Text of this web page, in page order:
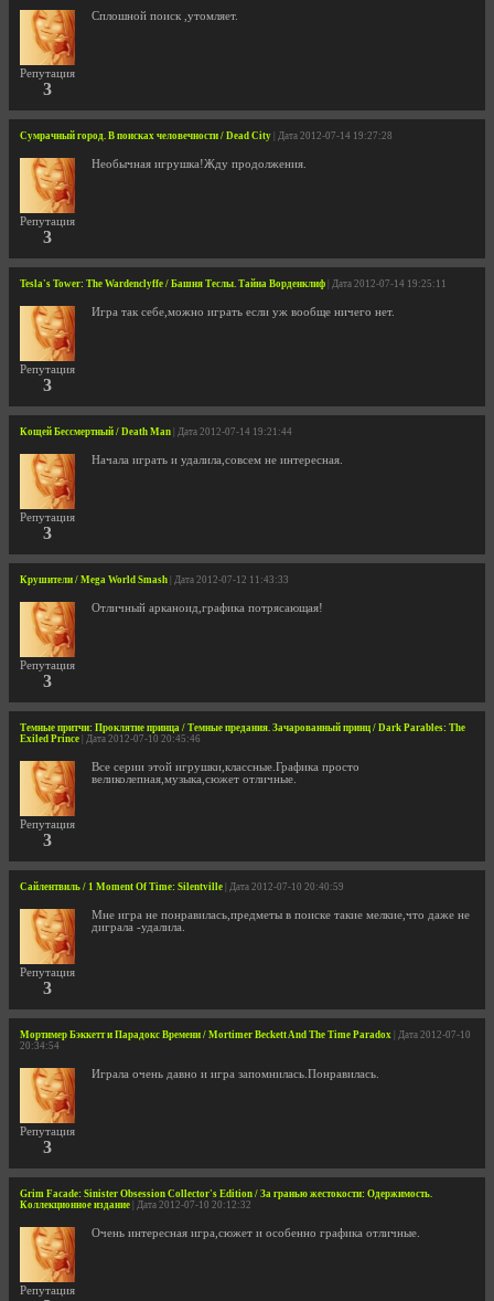
Репутация
3
Сплошной поиск ,утомляет.
Сумрачный город. В поисках человечности / Dead City | Дата 2012-07-14 19:27:28
Репутация
3
Необычная игрушка!Жду продолжения.
Tesla's Tower: The Wardenclyffe / Башня Теслы. Тайна Ворденклиф | Дата 2012-07-14 19:25:11
Репутация
3
Игра так себе,можно играть если уж вообще ничего нет.
Кощей Бессмертный / Death Man | Дата 2012-07-14 19:21:44
Репутация
3
Начала играть и удалила,совсем не интересная.
Крушители / Mega World Smash | Дата 2012-07-12 11:43:33
Репутация
3
Отличный арканоид,графика потрясающая!
Темные притчи: Проклятие принца / Темные предания. Зачарованный принц / Dark Parables: The
Exiled Prince | Дата 2012-07-10 20:45:46
Репутация
3
Все серии этой игрушки,классные.Графика просто
великолепная,музыка,сюжет отличные.
Сайлентвиль / 1 Moment Of Time: Silentville | Дата 2012-07-10 20:40:59
Репутация
3
Мне игра не понравилась,предметы в поиске такие мелкие,что даже не
диграла -удалила.
Мортимер Бэккетт и Парадокс Времени / Mortimer Beckett And The Time Paradox | Дата 2012-07-10
20:34:54
Репутация
3
Играла очень давно и игра запомнилась.Понравилась.
Grim Facade: Sinister Obsession Collector's Edition / За гранью жестокости: Одержимость.
Коллекционное издание | Дата 2012-07-10 20:12:32
Репутация
Очень интересная игра,сюжет и особенно графика отличные.